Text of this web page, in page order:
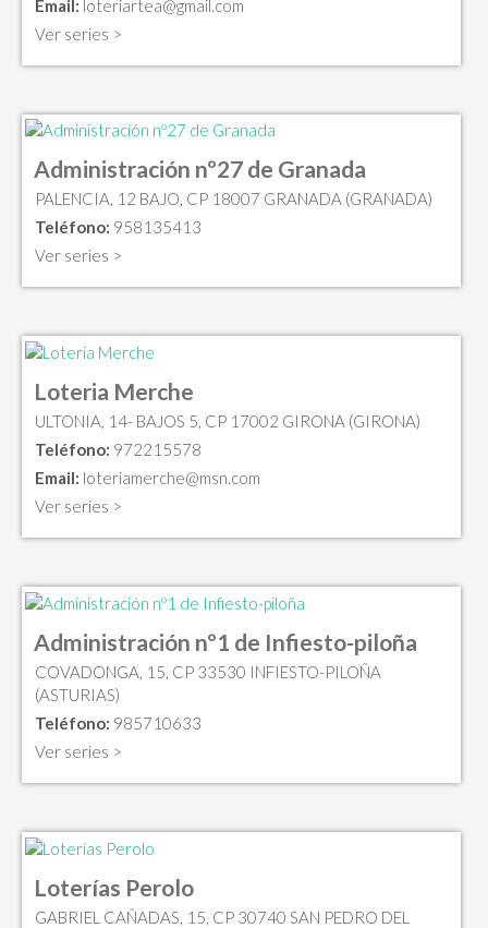
Email: loteriartea@gmail.com
Ver series >
Administración nº27 de Granada
PALENCIA, 12 BAJO, CP 18007 GRANADA (GRANADA)
Teléfono: 958135413
Ver series >
Loteria Merche
ULTONIA, 14- BAJOS 5, CP 17002 GIRONA (GIRONA)
Teléfono: 972215578
Email: loteriamerche@msn.com
Ver series >
Administración nº1 de Infiesto-piloña
COVADONGA, 15, CP 33530 INFIESTO-PILOÑA
(ASTURIAS)
Teléfono: 985710633
Ver series >
Loterías Perolo
GABRIEL CAÑADAS, 15, CP 30740 SAN PEDRO DEL